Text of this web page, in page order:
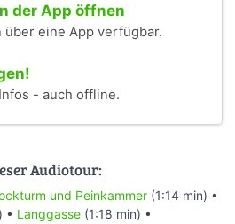
der App öffnen
über eine App verfügbar.
- auch offline.
Audiotour:
und Peinkammer (1:14 min) •
• Langgasse (1:18 min) •